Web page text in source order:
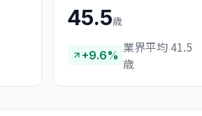
45.5歳
+9.6% 業界平均 41.5
歳